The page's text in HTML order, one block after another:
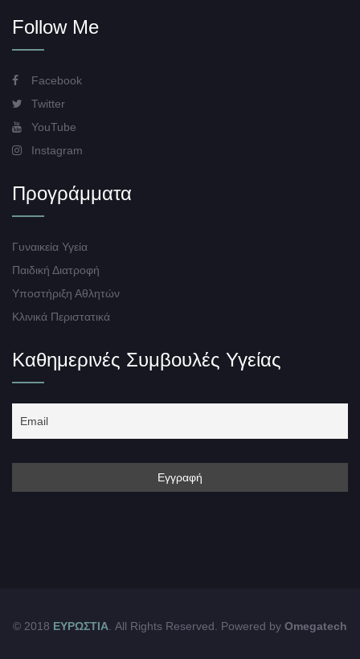
Follow Me
Facebook
Twitter
YouTube
Instagram
Προγράμματα
Γυναικεία Υγεία
Παιδική Διατροφή
Υποστήριξη Αθλητών
Κλινικά Περιστατικά
Καθημερινές Συμβουλές Υγείας
© 2018 ΕΥΡΩΣΤΙΑ . All Rights Reserved. Powered by Omegatech